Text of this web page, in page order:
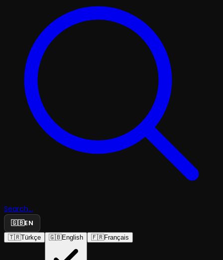
Search...
🇬🇧EN
🇹🇷Türkçe 🇬🇧English 🇫🇷Français